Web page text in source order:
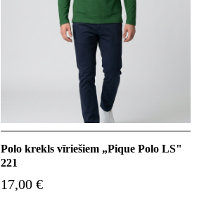
Polo krekls vīriešiem „Pique Polo LS"
221
17,00 €